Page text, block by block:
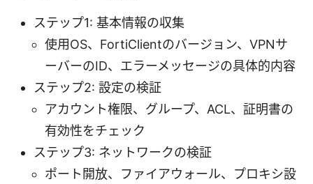
ステップ1: 基本情報の収集
使用OS、FortiClientのバージョン、VPNサ
ーバーのID、エラーメッセージの具体的内容
ステップ2: 設定の検証
アカウント権限、グループ、ACL、証明書の
有効性をチェック
ステップ3: ネットワークの検証
ポート開放、ファイアウォール、プロキシ設